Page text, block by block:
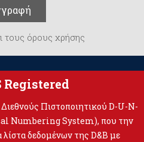
όρους χρήσης
Registered
Διεθνούς Πιστοποιητικού D-U-N-
Numbering System), που την
λίστα δεδομένων της D&B με